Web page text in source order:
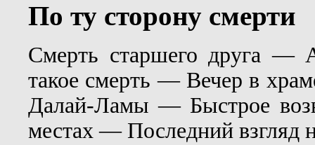
По ту сторону смерти
Смерть старшего друга —
такое смерть — Вечер в
Далай-Ламы — Быстрое
местах — Последний взгляд